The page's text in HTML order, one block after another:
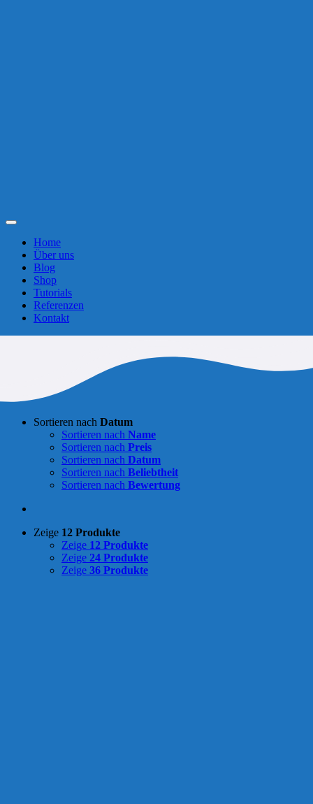
Toggle
NavigationHome
Über uns
Blog
Shop
Tutorials
Referenzen
Kontakt
Sortieren nach Datum
Sortieren nach Name
Sortieren nach Preis
Sortieren nach Datum
Sortieren nach Beliebtheit
Sortieren nach Bewertung
Zeige 12 Produkte
Zeige 12 Produkte
Zeige 24 Produkte
Zeige 36 Produkte